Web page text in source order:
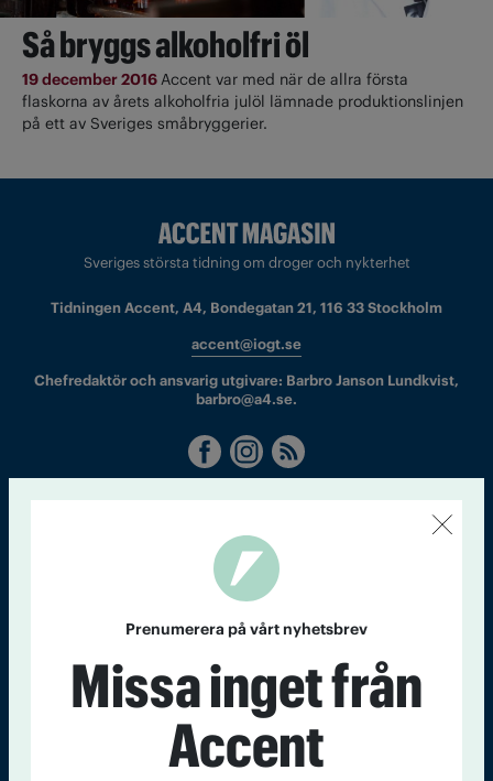
Så bryggs alkoholfri öl
19 december 2016Accent var med när de allra första
flaskorna av årets alkoholfria julöl lämnade produktionslinjen
på ett av Sveriges småbryggerier.
Sveriges största tidning om droger och nykterhet
Tidningen Accent, A4, Bondegatan 21, 116 33 Stockholm
accent@iogt.se
Chefredaktör och ansvarig utgivare: Barbro Janson Lundkvist,
barbro@a4.se.
nummer av
Prenumerera på vårt nyhetsbrev
Missa inget från
Accent